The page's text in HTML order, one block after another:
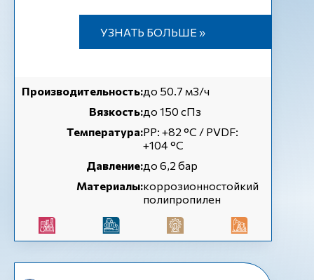
УЗНАТЬ БОЛЬШЕ »
Производительность:до 50.7 м3/ч
Вязкость:до 150 сПз
Температура:РР: +82 °С / PVDF:
+104 °С
Давление:до 6,2 бар
Материалы:коррозионностойкий
полипропилен